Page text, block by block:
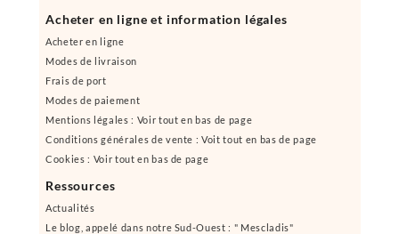
Acheter en ligne et information légales
Acheter en ligne
Modes de livraison
Frais de port
Modes de paiement
Mentions légales : Voir tout en bas de page
Conditions générales de vente : Voit tout en bas de page
Cookies : Voir tout en bas de page
Ressources
Actualités
Le blog, appelé dans notre Sud-Ouest : " Mescladis"